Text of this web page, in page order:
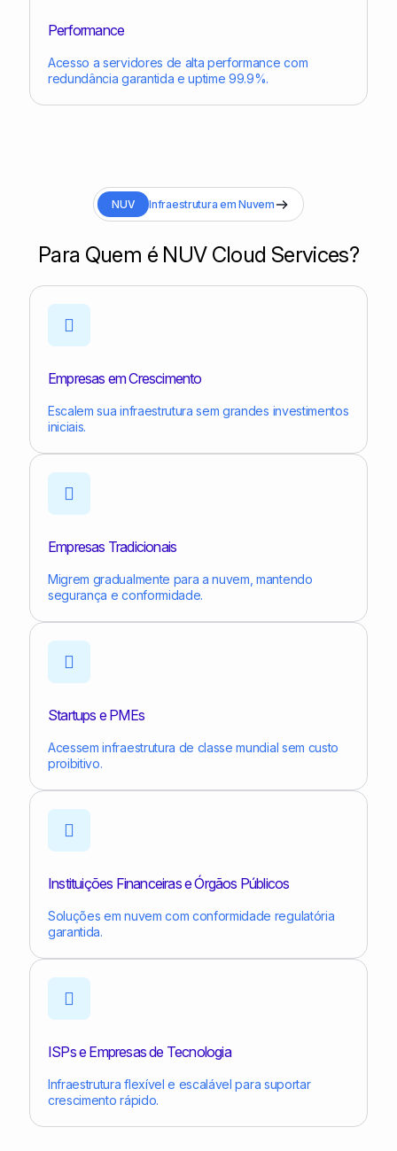
Performance
Acesso a servidores de alta performance com
redundância garantida e uptime 99.9%.
NUV Infraestrutura em Nuvem
Para Quem é NUV Cloud Services?
Empresas em Crescimento
Escalem sua infraestrutura sem grandes investimentos
iniciais.
Empresas Tradicionais
Migrem gradualmente para a nuvem, mantendo
segurança e conformidade.
Startups e PMEs
Acessem infraestrutura de classe mundial sem custo
proibitivo.
Instituições Financeiras e Órgãos Públicos
Soluções em nuvem com conformidade regulatória
garantida.
ISPs e Empresas de Tecnologia
Infraestrutura flexível e escalável para suportar
crescimento rápido.